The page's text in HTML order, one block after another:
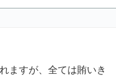
ますが、全ては賄いき